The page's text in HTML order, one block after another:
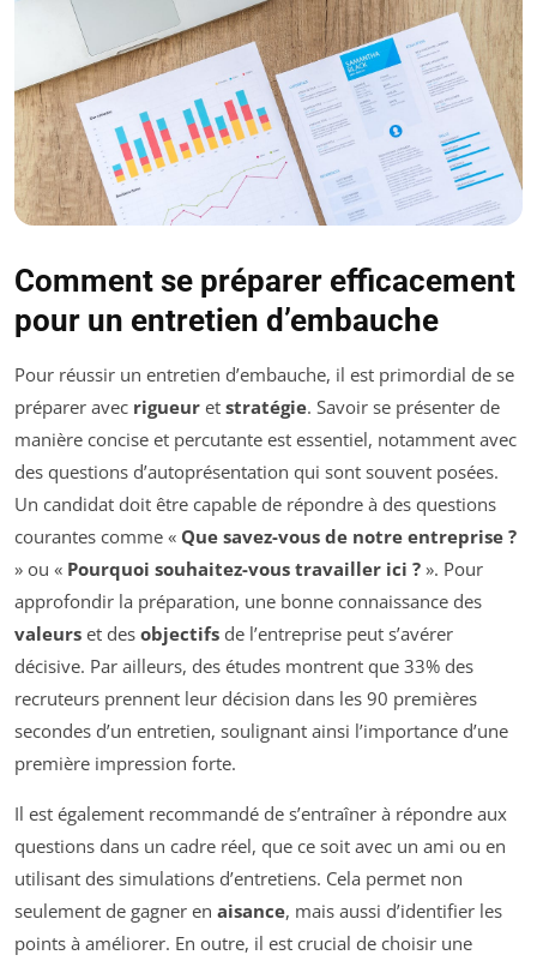
Comment se préparer efficacement
pour un entretien d’embauche
Pour réussir un entretien d’embauche, il est primordial de se
préparer avec rigueur et stratégie. Savoir se présenter de
manière concise et percutante est essentiel, notamment avec
des questions d’autoprésentation qui sont souvent posées.
Un candidat doit être capable de répondre à des questions
courantes comme « Que savez-vous de notre entreprise ?
» ou « Pourquoi souhaitez-vous travailler ici ? ». Pour
approfondir la préparation, une bonne connaissance des
valeurs et des objectifs de l’entreprise peut s’avérer
décisive. Par ailleurs, des études montrent que 33% des
recruteurs prennent leur décision dans les 90 premières
secondes d’un entretien, soulignant ainsi l’importance d’une
première impression forte.
Il est également recommandé de s’entraîner à répondre aux
questions dans un cadre réel, que ce soit avec un ami ou en
utilisant des simulations d’entretiens. Cela permet non
seulement de gagner en aisance, mais aussi d’identifier les
points à améliorer. En outre, il est crucial de choisir une